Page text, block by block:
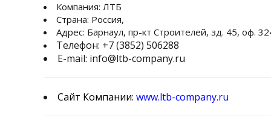
Компания: ЛТБ
Страна: Россия,
Адрес: Барнаул, пр-кт Строителей, зд. 45, оф.
Телефон: +7 (3852) 506288
E-mail: info@ltb-company.ru
Сайт Компании: www.ltb-company.ru